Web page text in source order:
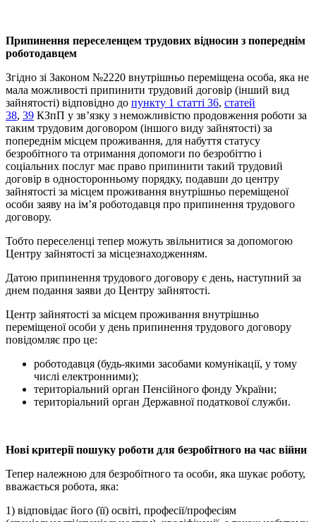
Припинення переселенцем трудових відносин з попереднім
роботодавцем
Згідно зі Законом №2220 внутрішньо переміщена особа, яка не
мала можливості припинити трудовий договір (інший вид
зайнятості) відповідно до пункту 1 статті 36, статей
38, 39 КЗпП у зв’язку з неможливістю продовження роботи за
таким трудовим договором (іншого виду зайнятості) за
попереднім місцем проживання, для набуття статусу
безробітного та отримання допомоги по безробіттю і
соціальних послуг має право припинити такий трудовий
договір в односторонньому порядку, подавши до центру
зайнятості за місцем проживання внутрішньо переміщеної
особи заяву на ім’я роботодавця про припинення трудового
договору.
Тобто переселенці тепер можуть звільнитися за допомогою
Центру зайнятості за місцезнаходженням.
Датою припинення трудового договору є день, наступний за
днем подання заяви до Центру зайнятості.
Центр зайнятості за місцем проживання внутрішньо
переміщеної особи у день припинення трудового договору
повідомляє про це:
роботодавця (будь-якими засобами комунікації, у тому
числі електронними);
територіальний орган Пенсійного фонду України;
територіальний орган Державної податкової служби.
Нові критерії пошуку роботи для безробітного на час війни
Тепер належною для безробітного та особи, яка шукає роботу,
вважається робота, яка:
1) відповідає його (її) освіті, професії/професіям